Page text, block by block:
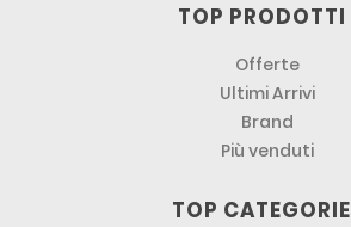
TOP PRODOTTI
Offerte
Ultimi Arrivi
Brand
Più venduti
TOP CATEGORIE